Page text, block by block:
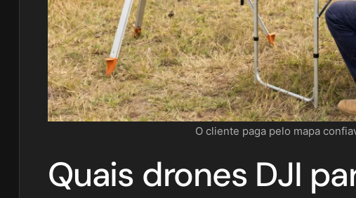
O cliente paga pelo mapa
Quais drones DJI